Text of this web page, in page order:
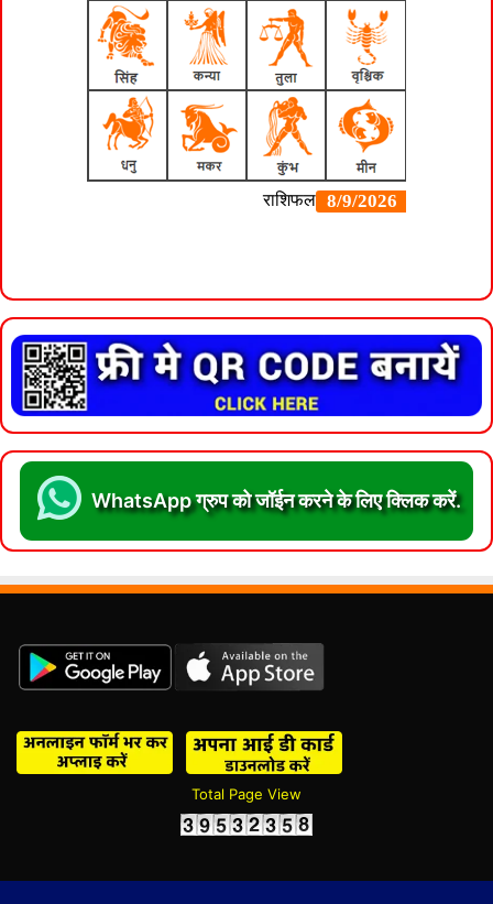
WhatsApp ग्रुप को जॉईन करने के लिए क्लिक करें.
Total Page View